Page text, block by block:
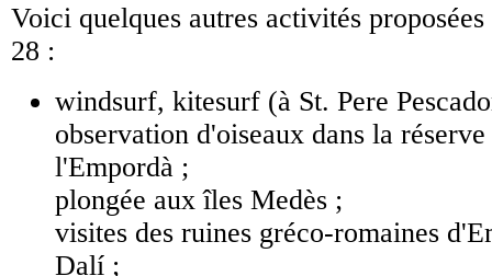
Voici quelques autres activités
28 :
windsurf, kitesurf (à St. Pere
observation d'oiseaux dans la
l'Empordà ;
plongée aux îles Medès ;
visites des ruines gréco-romaines
Dalí ;